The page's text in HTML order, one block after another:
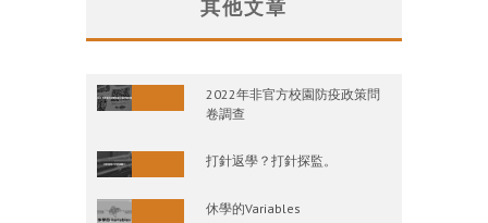
其他文章
2022年非官方校園防疫政策問
卷調查
打針返學？打針探監。
休學的Variables